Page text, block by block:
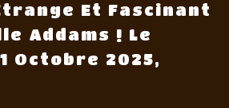
Et Fascinant
Addams ! Le
Octobre 2025,